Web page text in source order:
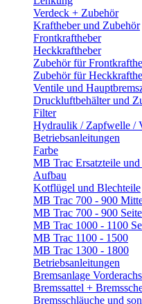
Verdeck + Zubehör
Kraftheber und Zubehör
Frontkraftheber
Heckkraftheber
Zubehör für
Zubehör für
Ventile und
Druckluftbehälter und
Filter
Hydraulik / Zapfwelle /
Betriebsanleitungen
Farbe
MB Trac Ersatzteile
Aufbau
Kotflügel und Blechteile
MB Trac 700 - 900
MB Trac 700 - 900
MB Trac 1000 - 1100
MB Trac 1100 - 1500
MB Trac 1300 - 1800
Betriebsanleitungen
Bremsanlage
Bremssattel +
Bremsschläuche und